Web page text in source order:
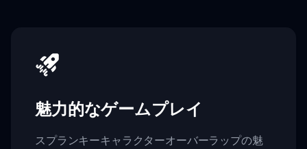
魅力的なゲームプレイ
スプランキーキャラクターオーバーラップの魅